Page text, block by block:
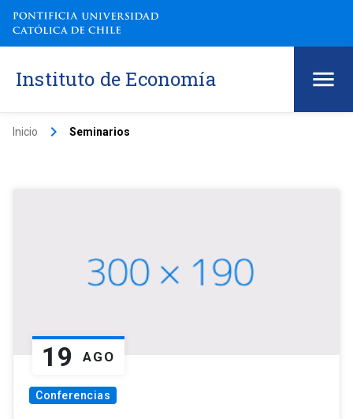
Instituto de Economía
Inicio keyboard_arrow_right Seminarios
19 AGO
Conferencias